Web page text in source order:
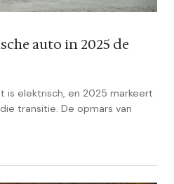
auto in 2025 de
is elektrisch, en 2025 markeert
transitie. De opmars van